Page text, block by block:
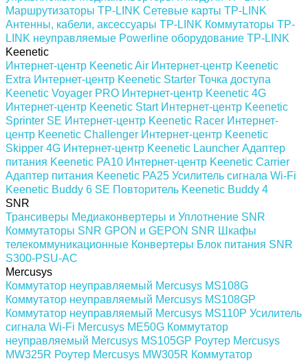
Маршрутизаторы TP-LINK Сетевые карты TP-LINK
Антенны, кабели, аксессуары TP-LINK Коммутаторы TP-
LINK неуправляемые Powerline оборудование TP-LINK
Keenetic
Интернет-центр Keenetic Air Интернет-центр Keenetic
Extra Интернет-центр Keenetic Starter Точка доступа
Keenetic Voyager PRO Интернет-центр Keenetic 4G
Интернет-центр Keenetic Start Интернет-центр Keenetic
Sprinter SE Интернет-центр Keenetic Racer Интернет-
центр Keenetic Challenger Интернет-центр Keenetic
Skipper 4G Интернет-центр Keenetic Launcher Адаптер
питания Keenetic PA10 Интернет-центр Keenetic Carrier
Адаптер питания Keenetic PA25 Усилитель сигнала Wi-Fi
Keenetic Buddy 6 SE Повторитель Keenetic Buddy 4
SNR
Трансиверы Медиаконвертеры и Уплотнение SNR
Коммутаторы SNR GPON и GEPON SNR Шкафы
телекоммуникационные Конвертеры Блок питания SNR
S300-PSU-AC
Mercusys
Коммутатор неуправляемый Mercusys MS108G
Коммутатор неуправляемый Mercusys MS108GP
Коммутатор неуправляемый Mercusys MS110P Усилитель
сигнала Wi-Fi Mercusys ME50G Коммутатор
неуправляемый Mercusys MS105GP Роутер Mercusys
MW325R Роутер Mercusys MW305R Коммутатор